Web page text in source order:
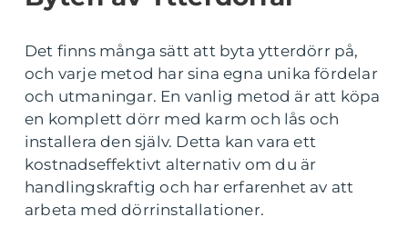
Det finns många sätt att byta ytterdörr på,
och varje metod har sina egna unika fördelar
och utmaningar. En vanlig metod är att köpa
en komplett dörr med karm och lås och
installera den själv. Detta kan vara ett
kostnadseffektivt alternativ om du är
handlingskraftig och har erfarenhet av att
arbeta med dörrinstallationer.